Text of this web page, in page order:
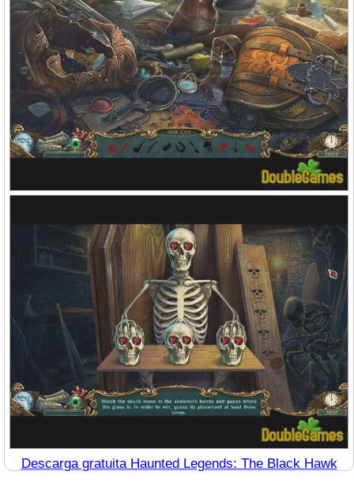
Descarga gratuita Haunted Legends: The Black Hawk